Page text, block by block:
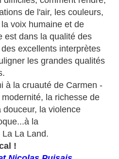
de l'air, les couleurs,
voix humaine et de
est dans la qualité des
excellents interprètes
les grandes qualités
à la cruauté de Carmen -
la richesse de
la violence
la
La La Land.
!